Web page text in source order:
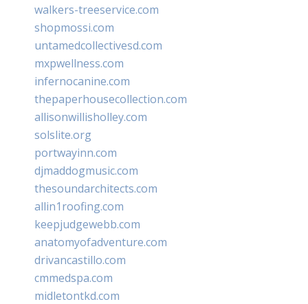
walkers-treeservice.com
shopmossi.com
untamedcollectivesd.com
mxpwellness.com
infernocanine.com
thepaperhousecollection.com
allisonwillisholley.com
solslite.org
portwayinn.com
djmaddogmusic.com
thesoundarchitects.com
allin1roofing.com
keepjudgewebb.com
anatomyofadventure.com
drivancastillo.com
cmmedspa.com
midletontkd.com